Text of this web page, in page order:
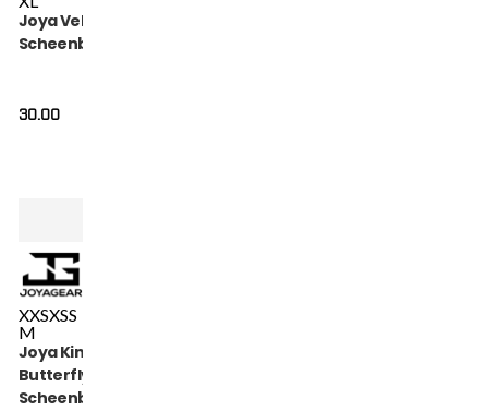
Joya Velcro
Scheenbeschermer
30.00
XXSXSS
M
Joya Kinder
Butterfly
Scheenbeschermers